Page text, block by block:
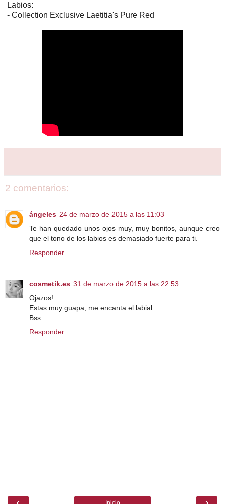
Labios:
- Collection Exclusive Laetitia's Pure Red
2 comentarios:
ángeles 24 de marzo de 2015 a las 11:03
Te han quedado unos ojos muy, muy bonitos, aunque creo
que el tono de los labios es demasiado fuerte para ti.
Responder
cosmetik.es 31 de marzo de 2015 a las 22:53
Ojazos!
Estas muy guapa, me encanta el labial.
Bss
Responder